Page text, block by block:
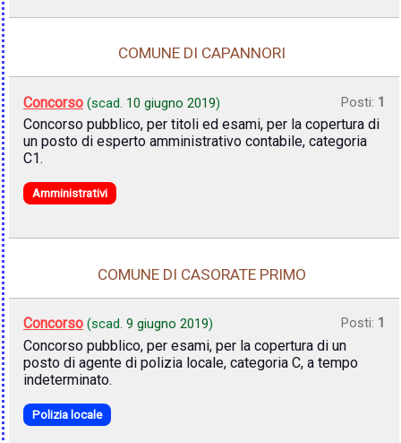
COMUNE DI CAPANNORI
Concorso (scad. 10 giugno 2019) Posti: 1
Concorso pubblico, per titoli ed esami, per la copertura di
un posto di esperto amministrativo contabile, categoria
C1.
Amministrativi
COMUNE DI CASORATE PRIMO
Concorso (scad. 9 giugno 2019) Posti: 1
Concorso pubblico, per esami, per la copertura di un
posto di agente di polizia locale, categoria C, a tempo
indeterminato.
Polizia locale